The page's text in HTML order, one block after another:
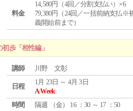
料金
14,580円（4回／分割支払い）×6
79,380円（24回／一括前納支払※
義開始前まで）
歩「相性編」
講師 川野 文彰
日程
1月 23日 ～ 4月 3日
A Week
時間
隔週 （金） 16 ：30 ～ 17 ：50